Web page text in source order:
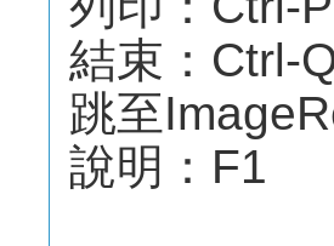
結束：Ctrl-
跳至
說明：F1